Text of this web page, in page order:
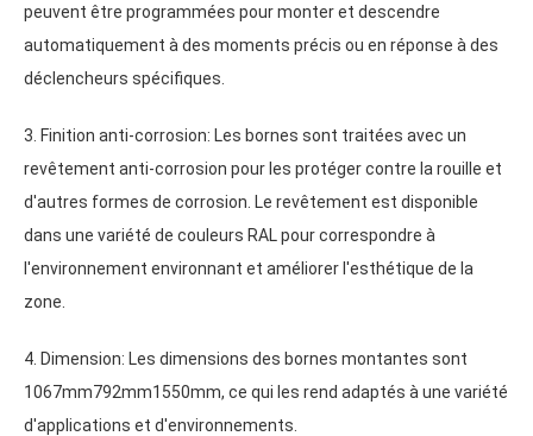
peuvent être programmées pour monter et descendre
automatiquement à des moments précis ou en réponse à des
déclencheurs spécifiques.
3. Finition anti-corrosion: Les bornes sont traitées avec un
revêtement anti-corrosion pour les protéger contre la rouille et
d'autres formes de corrosion. Le revêtement est disponible
dans une variété de couleurs RAL pour correspondre à
l'environnement environnant et améliorer l'esthétique de la
zone.
4. Dimension: Les dimensions des bornes montantes sont
1067mm792mm1550mm, ce qui les rend adaptés à une variété
d'applications et d'environnements.